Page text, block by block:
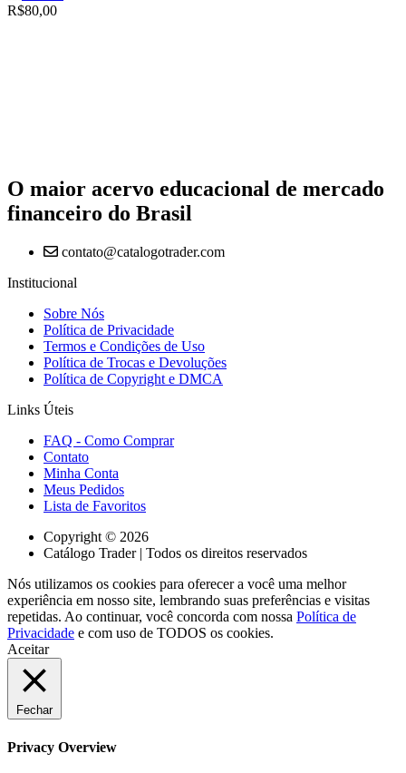
R$80,00
O maior acervo educacional de mercado
financeiro do Brasil
contato@catalogotrader.com
Institucional
Sobre Nós
Política de Privacidade
Termos e Condições de Uso
Política de Trocas e Devoluções
Política de Copyright e DMCA
Links Úteis
FAQ - Como Comprar
Contato
Minha Conta
Meus Pedidos
Lista de Favoritos
Copyright © 2026
Catálogo Trader | Todos os direitos reservados
Nós utilizamos os cookies para oferecer a você uma melhor
experiência em nosso site, lembrando suas preferências e visitas
repetidas. Ao continuar, você concorda com nossa Política de
Privacidade e com uso de TODOS os cookies.
Aceitar
Fechar
Privacy Overview